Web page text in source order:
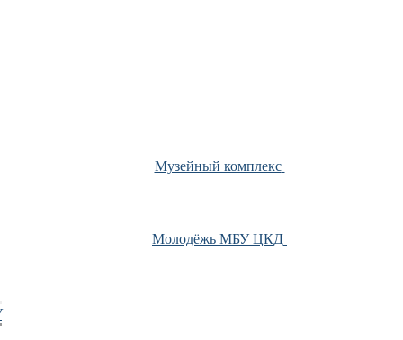
Музейный комплекс
Молодёжь МБУ ЦКД